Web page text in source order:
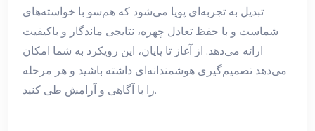
تبدیل به تجربه‌ای پویا می‌شود که هم‌سو با خواسته‌های
شماست و با حفظ تعادل چهره، نتایجی ماندگار و باکیفیت
ارائه می‌دهد. از آغاز تا پایان، این رویکرد به شما امکان
می‌دهد تصمیم‌گیری هوشمندانه‌ای داشته باشید و هر مرحله
را با آگاهی و آرامش طی کنید.